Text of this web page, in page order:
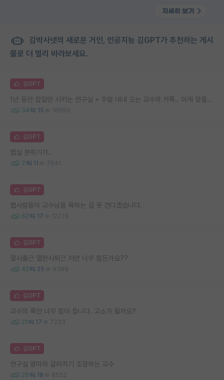
김박사넷의 새로운 거인, 인공지능 김GPT가 추천하는 게시
물로 더 멀리 바라보세요.
김GPT
1년 동안 잡일만 시키는 연구실 + 주말 내내 오는 교수의 카톡.. 이게 맞을까요
34 15 18895
김GPT
랩실 분위기가..
7 11 7841
김GPT
랩사람들이 교수님을 욕하는 걸 못 견디겠습니다.
62 17 12278
김GPT
열시출근 열한시퇴근 저만 너무 힘든가요??
42 25 9398
김GPT
교수의 폭언 너무 힘이 듭니다. 고소가 될까요?
21 17 7233
김GPT
연구실 왕따와 갈라치기 조장하는 교수
26 18 8552